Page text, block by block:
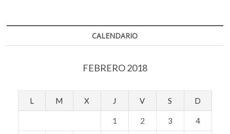
CALENDARIO
FEBRERO 2018
L M X J V S D
1 2 3 4